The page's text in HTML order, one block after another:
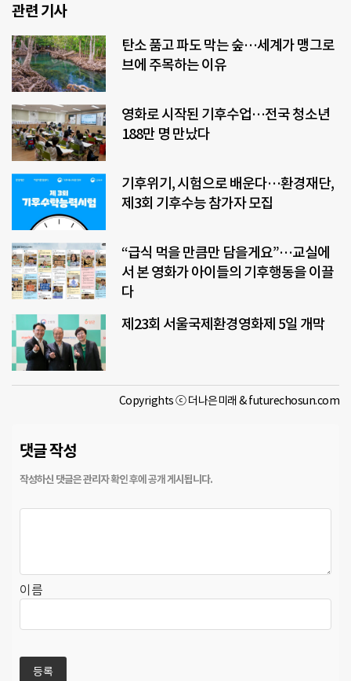
관련 기사
탄소 품고 파도 막는 숲…세계가 맹그로
브에 주목하는 이유
영화로 시작된 기후수업…전국 청소년
188만 명 만났다
기후위기, 시험으로 배운다…환경재단,
제3회 기후수능 참가자 모집
“급식 먹을 만큼만 담을게요”…교실에
서 본 영화가 아이들의 기후행동을 이끌
다
제23회 서울국제환경영화제 5일 개막
Copyrights ⓒ 더나은미래 & futurechosun.com
댓글 작성
이름